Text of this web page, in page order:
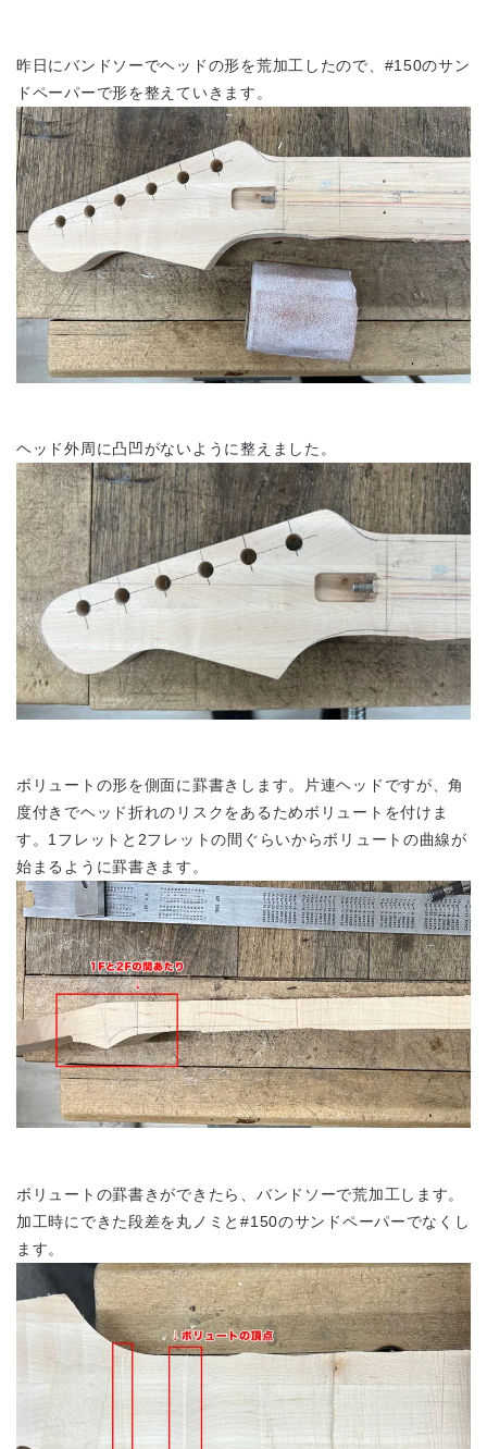
昨日にバンドソーでヘッドの形を荒加工したので、#150のサン
ドペーパーで形を整えていきます。
ヘッド外周に凸凹がないように整えました。
ボリュートの形を側面に罫書きします。片連ヘッドですが、角
度付きでヘッド折れのリスクをあるためボリュートを付けま
す。1フレットと2フレットの間ぐらいからボリュートの曲線が
始まるように罫書きます。
ボリュートの罫書きができたら、バンドソーで荒加工します。
加工時にできた段差を丸ノミと#150のサンドペーパーでなくし
ます。